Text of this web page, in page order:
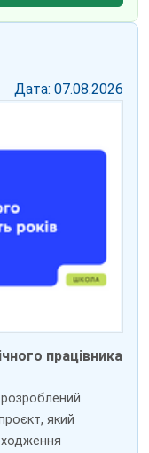
Дата: 07.08.2026
працівника
розроблений
який